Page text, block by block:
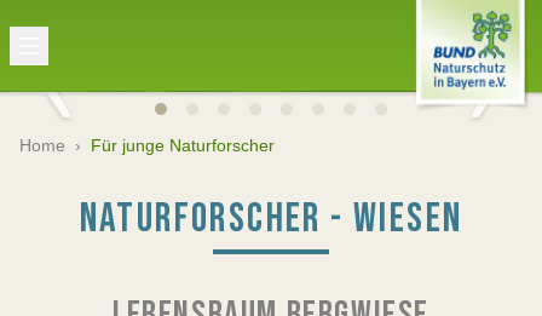
Home › Für junge Naturforscher
NATURFORSCHER - WIESEN